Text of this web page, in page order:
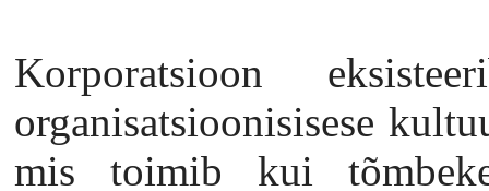
Korporatsioon
organisatsioonisisese
mis toimib kui